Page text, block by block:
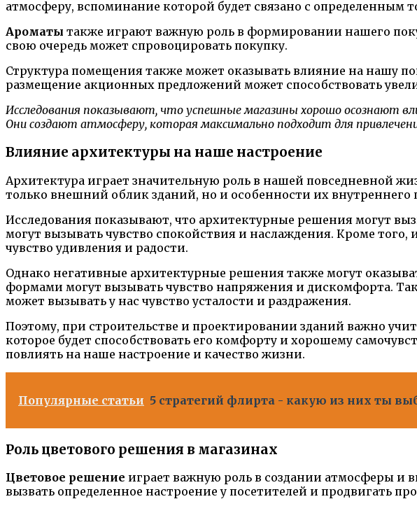
атмосферу, вспоминание которой будет связано с определенным
Ароматы также играют важную роль в формировании нашего
свою очередь может спровоцировать покупку.
Структура помещения также может оказывать влияние на нашу
размещение акционных предложений может способствовать
Исследования показывают, что успешные магазины хорошо осознают
Они создают атмосферу, которая максимально подходит для
Влияние архитектуры на наше настроение
Архитектура играет значительную роль в нашей повседневной
только внешний облик зданий, но и особенности их внутреннего
Исследования показывают, что архитектурные решения могут
могут вызывать чувство спокойствия и наслаждения. Кроме
чувство удивления и радости.
Однако негативные архитектурные решения также могут
формами могут вызывать чувство напряжения и дискомфорта.
может вызывать у нас чувство усталости и раздражения.
Поэтому, при строительстве и проектировании зданий важно
которое будет способствовать его комфорту и хорошему
повлиять на наше настроение и качество жизни.
Популярные статьи 5 стратегий флирта - какую из них ты
Роль цветового решения в магазинах
Цветовое решение играет важную роль в создании атмосферы и
вызвать определенное настроение у посетителей и продвигать